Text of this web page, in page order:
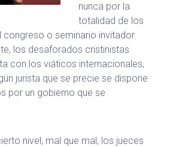
nunca por la
totalidad de los
congreso o seminario invitador.
los desaforados cristinistas
con los viáticos internacionales,
jurista que se precie se dispone
por un gobierno que se
nivel, mal que mal, los jueces